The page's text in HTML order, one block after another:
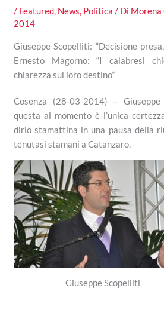
/ Featured, News, Politica / Di
2014
Giuseppe Scopelliti: “Decisione
Ernesto Magorno: “I calabresi
chiarezza sul loro destino”
Cosenza (28-03-2014) –
questa al momento è l’unica
dirlo stamattina in una pausa della
tenutasi stamani a Catanzaro.
Giuseppe Scopelliti